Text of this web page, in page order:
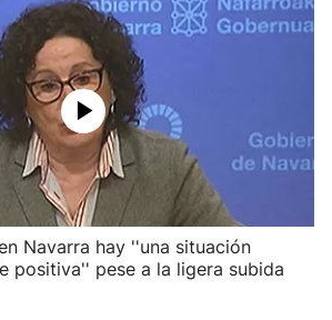
Navarra hay ''una situación
positiva'' pese a la ligera subida